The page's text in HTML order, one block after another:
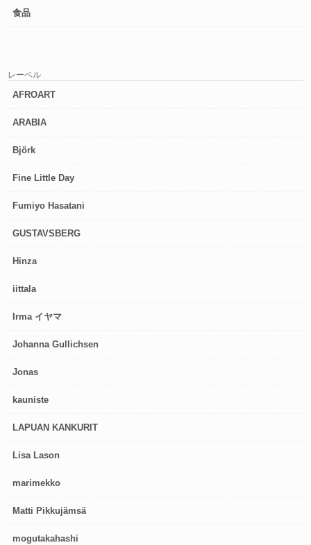
食品
レーベル
AFROART
ARABIA
Björk
Fine Little Day
Fumiyo Hasatani
GUSTAVSBERG
Hinza
iittala
Irma イヤマ
Johanna Gullichsen
Jonas
kauniste
LAPUAN KANKURIT
Lisa Lason
marimekko
Matti Pikkujämsä
mogutakahashi